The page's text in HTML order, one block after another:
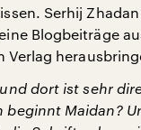
Serhij
Blogbeiträge
Verlag
dort ist sehr
beginnt Maidan?